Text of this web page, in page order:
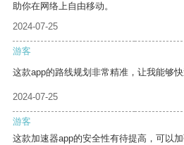
助你在网络上自由移动。
2024-07-25
游客
这款app的路线规划非常精准，让我能够快
2024-07-25
游客
这款加速器app的安全性有待提高，可以